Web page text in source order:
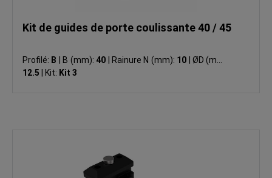
Kit de guides de porte coulissante 40 / 45
Profilé: B B (mm): 40 Rainure N (mm): 10
ØD (mm):
12.5
Kit: Kit 3